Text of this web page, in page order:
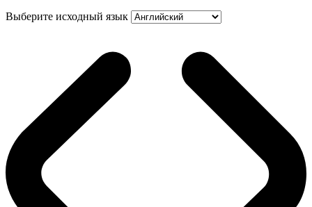
Выберите исходный язык